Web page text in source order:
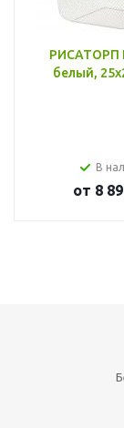
РИСАТОРП
белый,
В
от 8